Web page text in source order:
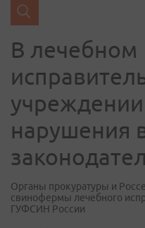
В лечебном
нарушения
Органы прокуратуры и
свинофермы лечебного
ГУФСИН России